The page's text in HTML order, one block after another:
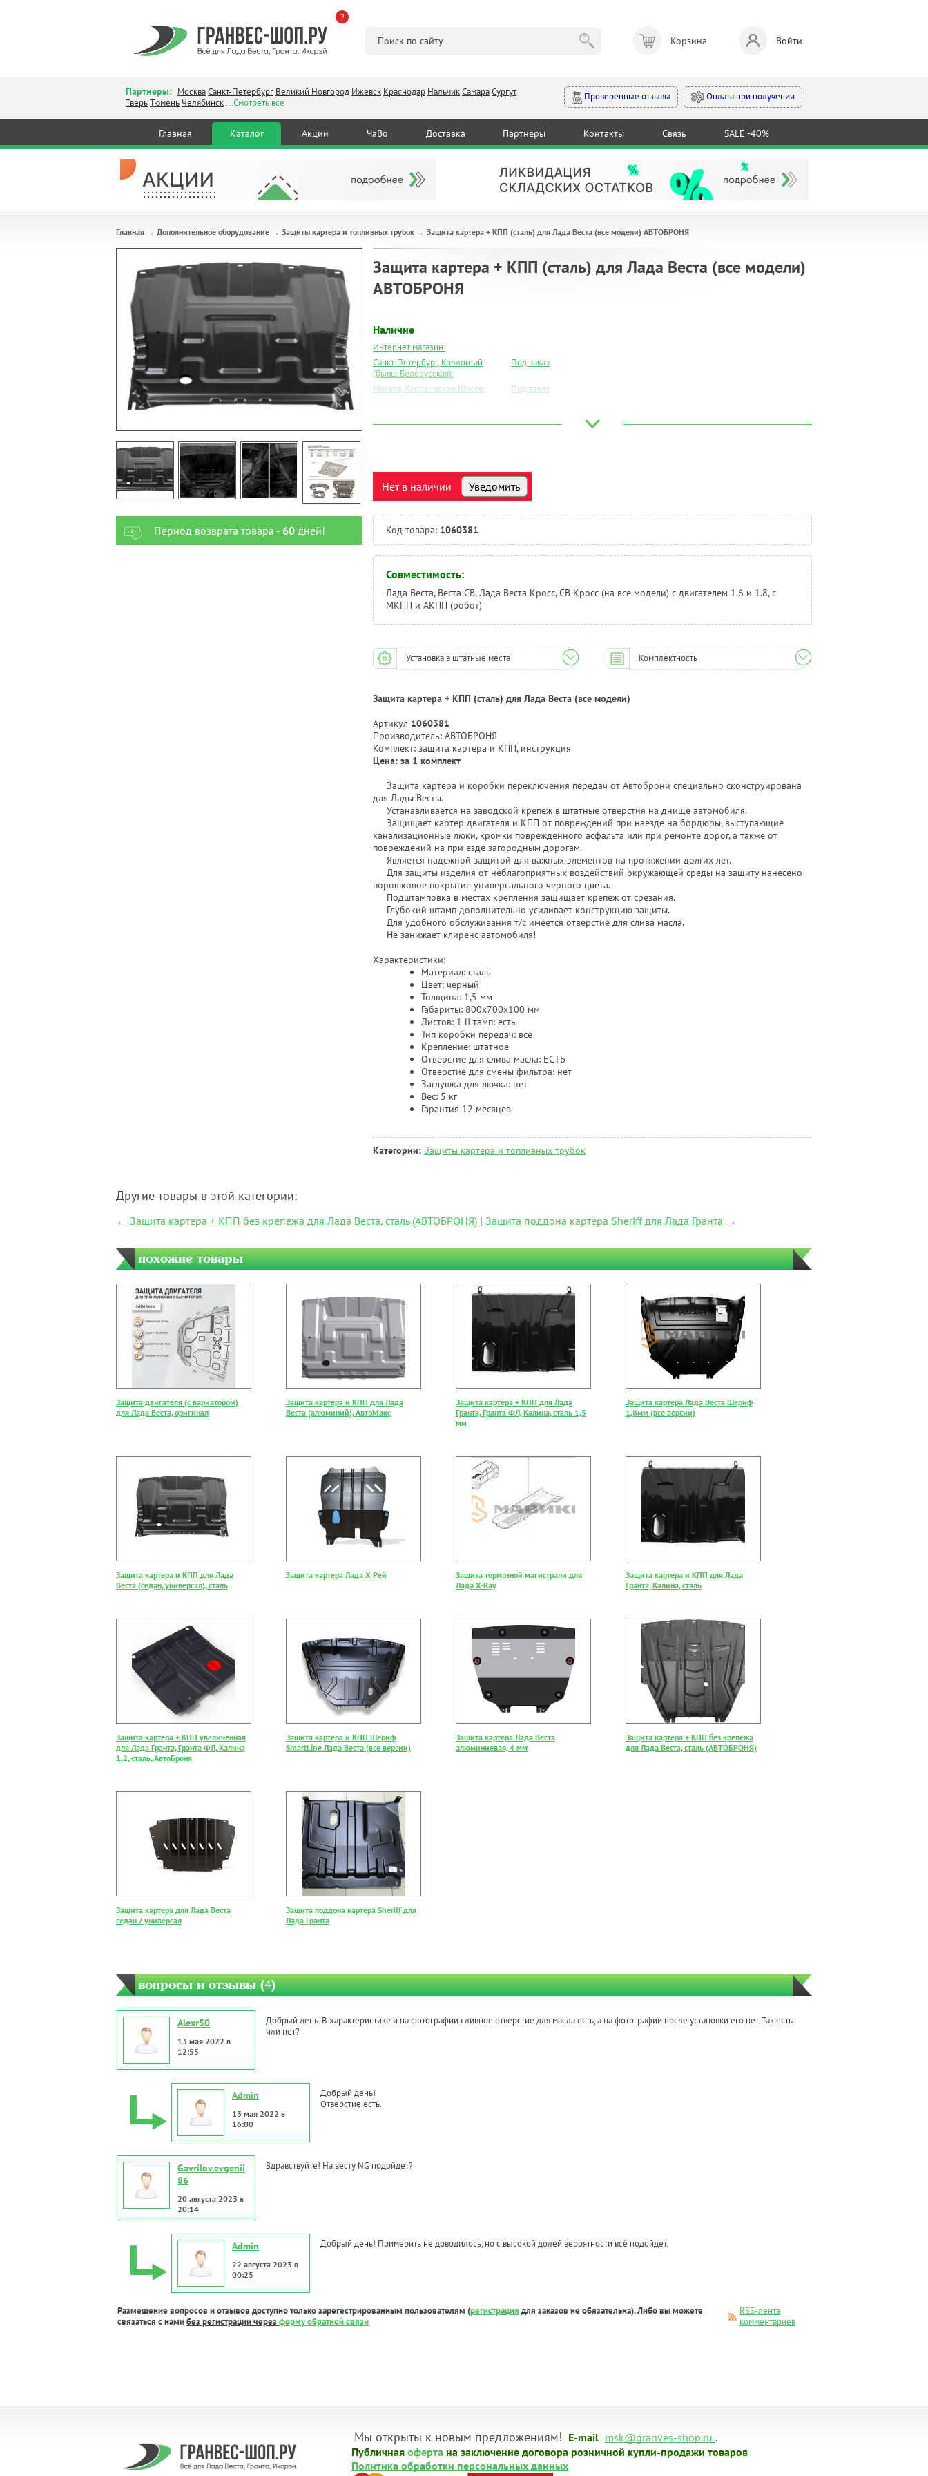
?
Корзина Войти
Партнеры: МоскваСанкт-Петербург Великий Новгород Ижевск Краснодар НальчикСамараСургут
ТверьТюмень Челябинск...Смотреть все
Проверенные отзывы Оплата при получении
Главная Каталог Акции ЧаВо Доставка Партнеры Контакты Связь SALE -40%
Главная → Дополнительное оборудование → Защиты картера и топливных трубок → Защита картера + КПП (сталь) для Лада Веста (все модели) АВТОБРОНЯ
Период возврата товара - 60дней!
Защита картера + КПП (сталь) для Лада Веста (все модели)
АВТОБРОНЯ
Наличие
Интернет магазин:
Санкт-Петербург, Коллонтай
(бывш.Белорусская):
Под заказ
Москва, Коровинское Шоссе:
Под заказ
Под заказ
Под заказ
Нет в наличии Уведомить
Код товара: 1060381
Совместимость:
Лада Веста, Веста СВ, Лада Веста Кросс, СВ Кросс (на все модели) с двигателем 1.6 и 1.8, с
МКПП и АКПП (робот)
Установка в штатные места Комплектность
Защита картера + КПП (сталь) для Лада Веста (все модели)
Артикул 1060381
Производитель: АВТОБРОНЯ
Комплект: защита картера и КПП, инструкция
Цена: за 1 комплект
Защита картера и коробки переключения передач от Автоброни специально сконструирована
для Лады Весты.
Устанавливается на заводской крепеж в штатные отверстия на днище автомобиля.
Защищает картер двигателя и КПП от повреждений при наезде на бордюры, выступающие
канализационные люки, кромки поврежденного асфальта или при ремонте дорог, а также от
повреждений на при езде загородным дорогам.
Является надежной защитой для важных элементов на протяжении долгих лет.
Для защиты изделия от неблагоприятных воздействий окружающей среды на защиту нанесено
порошковое покрытие универсального черного цвета.
Подштамповка в местах крепления защищает крепеж от срезания.
Глубокий штамп дополнительно усиливает конструкцию защиты.
Для удобного обслуживания т/с имеется отверстие для слива масла.
Не занижает клиренс автомобиля!
Характеристики:
Материал: сталь
Цвет: черный
Толщина: 1,5 мм
Габариты: 800х700х100 мм
Листов: 1 Штамп: есть
Тип коробки передач: все
Крепление: штатное
Отверстие для слива масла: ЕСТЬ
Отверстие для смены фильтра: нет
Заглушка для лючка: нет
Вес: 5 кг
Гарантия 12 месяцев
Категории: Защиты картера и топливных трубок
Другие товары в этой категории:
← Защита картера + КПП без крепежа для Лада Веста, сталь (АВТОБРОНЯ) | Защита поддона картера Sheriff для Лада Гранта →
похожие товары
Защита двигателя (с вариатором)
для Лада Веста, оригинал
Защита картера и КПП для Лада
Веста (алюминий), АвтоМакс
Защита картера + КПП для Лада
Гранта, Гранта ФЛ, Калина, сталь 1,5
мм
Защита картера Лада Веста Шериф
1,8мм (все версии)
Защита картера и КПП для Лада
Веста (седан, универсал), сталь
Защита картера Лада Х Рей
Защита тормозной магистрали для
Лада X-Ray
Защита картера и КПП для Лада
Гранта, Калина, сталь
Защита картера + КПП увеличенная
для Лада Гранта, Гранта ФЛ, Калина
1,2, сталь, АвтоБроня
Защита картера и КПП Шериф
SmartLine Лада Веста (все версии)
Защита картера Лада Веста
алюминиевая, 4 мм
Защита картера + КПП без крепежа
для Лада Веста, сталь (АВТОБРОНЯ)
Защита картера для Лада Веста
седан / универсал
Защита поддона картера Sheriff для
Лада Гранта
вопросы и отзывы (4)
Alexr50
13 мая 2022 в
12:55
Добрый день. В характеристике и на фотографии сливное отверстие для масла есть, а на фотографии после установки его нет. Так есть
или нет?
Admin
13 мая 2022 в
16:00
Добрый день!
Отверстие есть.
Gavrilov.evgenii
86
20 августа 2023 в
20:14
Здравствуйте! На весту NG подойдет?
Admin
22 августа 2023 в
00:25
Добрый день! Примерить не доводилось, но с высокой долей вероятности всё подойдет.
Размещение вопросов и отзывов доступно только зарегестрированным пользователям (регистрация для заказов не обязательна). Либо вы можете
связаться с намибез регистрации через форму обратной связи
RSS-лента
комментариев
Мы открыты к новым предложениям! E-mail msk@granves-shop.ru .
Публичная оферта на заключение договора розничной купли-продажи товаров
Политика обработки персональных данных